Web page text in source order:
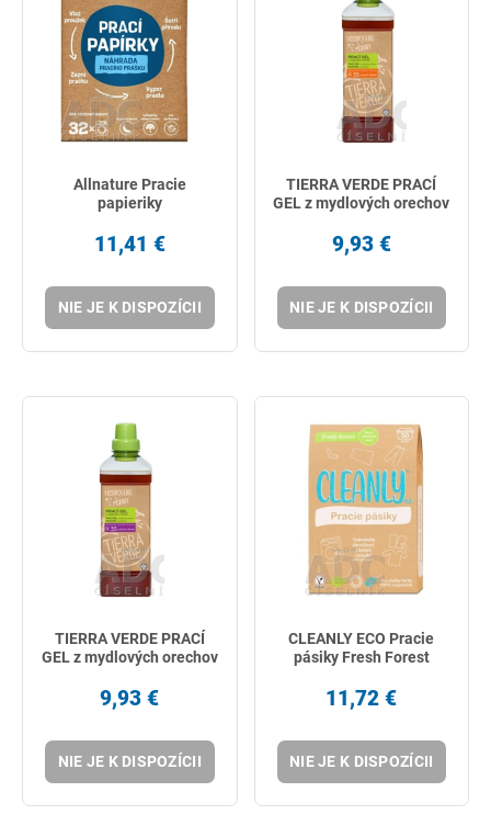
Allnature Pracie
papieriky
11,41 €
NIE JE K DISPOZÍCII
TIERRA VERDE PRACÍ
GEL z mydlových orechov
9,93 €
NIE JE K DISPOZÍCII
TIERRA VERDE PRACÍ
GEL z mydlových orechov
9,93 €
NIE JE K DISPOZÍCII
CLEANLY ECO Pracie
pásiky Fresh Forest
11,72 €
NIE JE K DISPOZÍCII